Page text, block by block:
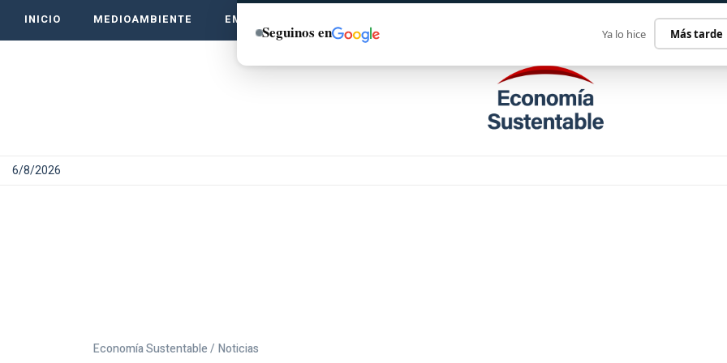
INICIO MEDIOAMBIENTE EMPRENDE VERDE
6/8/2026
Economía Sustentable / Noticias
Seguinos en Ya lo hice Más tarde